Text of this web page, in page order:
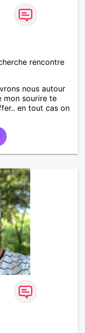
rencontre
nous autour
mon sourire te
en tout cas on